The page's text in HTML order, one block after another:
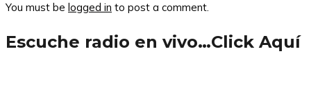
You must be logged in to post a comment.
Escuche radio en vivo…Click Aquí